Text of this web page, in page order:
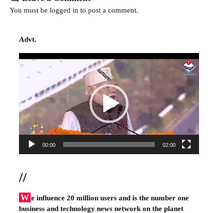
You must be logged in to post a comment.
Advt.
Video
00:00 02:00
//
W e influence 20 million users and is the number one
business and technology news network on the planet